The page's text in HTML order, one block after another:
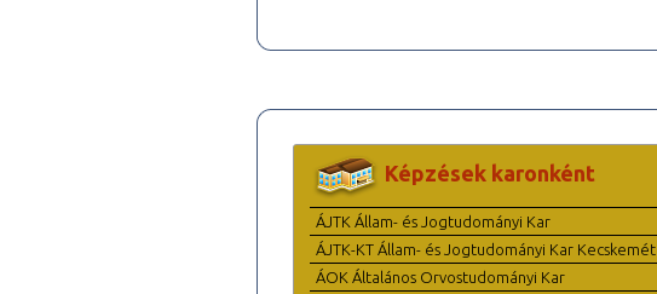
Képzések karonként
ÁJTK Állam- és Jogtudományi Kar
ÁJTK-KT Állam- és Jogtudományi Kar Kecskemét
ÁOK Általános Orvostudományi Kar